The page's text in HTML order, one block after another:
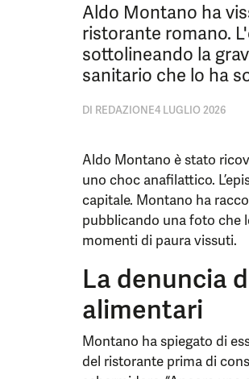
Aldo Montano ha
ristorante romano.
sottolineando la
sanitario che lo ha
DI REDAZIONE4 LUGLIO 2026
Aldo Montano è stato
uno choc anafilattico.
capitale. Montano ha
pubblicando una foto che
momenti di paura vissuti.
La denuncia
alimentari
Montano ha spiegato di
del ristorante prima di